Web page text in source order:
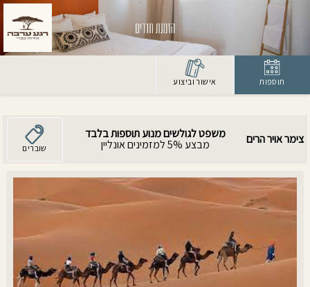
תוספות אישור וביצוע
צימר אויר הרים משפט לגולשים מנוע תוספות בלבד
מבצע 5% למזמינים אונליין שוברים